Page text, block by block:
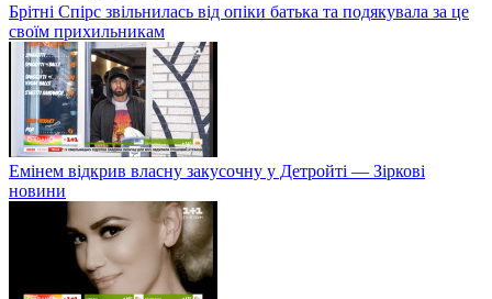
Брітні Спірс звільнилась від опіки батька та подякувала за це
своїм прихильникам
Емінем відкрив власну закусочну у Детройті — Зіркові
новини